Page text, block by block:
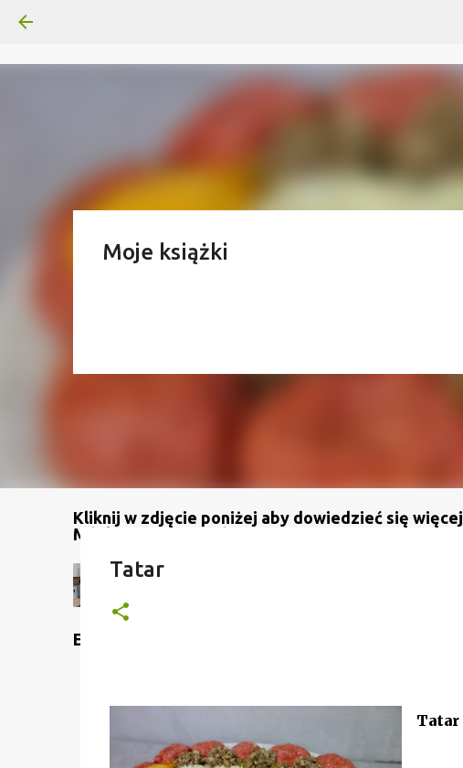
Kliknij w zdjęcie poniżej aby dowiedzieć się więcej
Moje książki
Mój kanał na YouTube
Etykiety
Tatar
Tatar